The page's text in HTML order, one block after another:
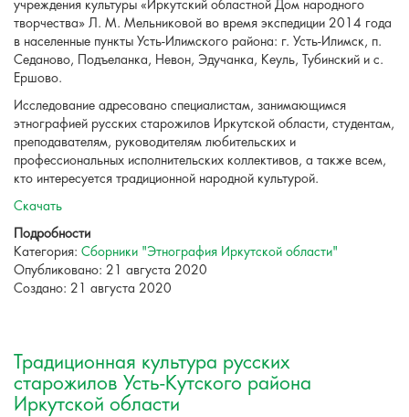
учреждения культуры «Иркутский областной Дом народного
творчества» Л. М. Мельниковой во время экспедиции 2014 года
в населенные пункты Усть-Илимского района: г. Усть-Илимск, п.
Седаново, Подъеланка, Невон, Эдучанка, Кеуль, Тубинский и с.
Ершово.
Исследование адресовано специалистам, занимающимся
этнографией русских старожилов Иркутской области, студентам,
преподавателям, руководителям любительских и
профессиональных исполнительских коллективов, а также всем,
кто интересуется традиционной народной культурой.
Скачать
Подробности
Категория: Сборники "Этнография Иркутской области"
Опубликовано: 21 августа 2020
Создано: 21 августа 2020
Традиционная культура русских
старожилов Усть-Кутского района
Иркутской области